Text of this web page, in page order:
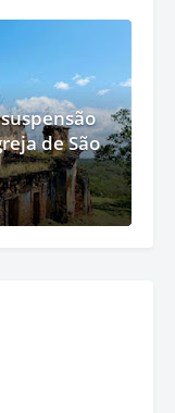
de São